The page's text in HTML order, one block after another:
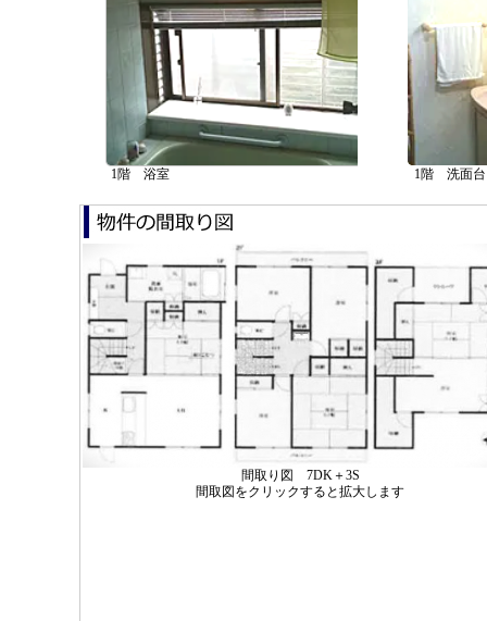
1階 浴室 1階 洗面台
間取り図 7DK＋3S
間取図をクリックすると拡大します